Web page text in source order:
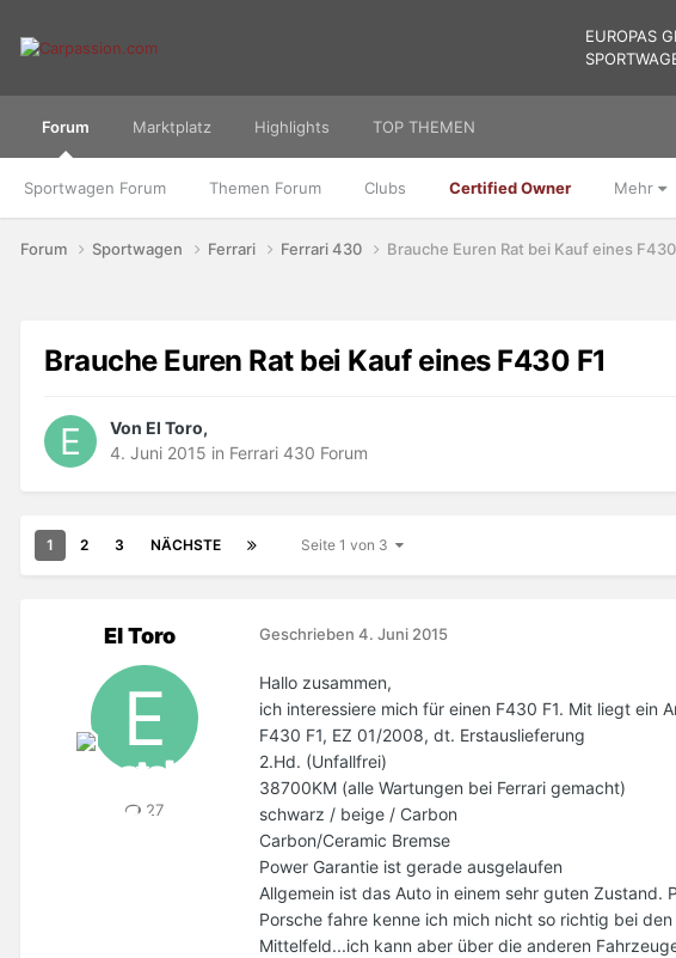
EUROPAS
Forum
Sportwagen Forum Themen Forum Clubs Certified Owner Mehr
Marktplatz Highlights TOP THEMEN
Forum Sportwagen Ferrari Ferrari 430 Brauche Euren Rat bei Kauf eines F430
Brauche Euren Rat bei Kauf eines F430 F1
Von El Toro,
4. Juni 2015 in Ferrari 430 Forum
1 2 3 NÄCHSTE Seite 1 von 3
El Toro
27
Geschrieben 4. Juni 2015
Hallo zusammen,
ich interessiere mich für einen F430 F1. Mit liegt ein
F430 F1, EZ 01/2008, dt. Erstauslieferung
2.Hd. (Unfallfrei)
38700KM (alle Wartungen bei Ferrari gemacht)
schwarz / beige / Carbon
Carbon/Ceramic Bremse
Power Garantie ist gerade ausgelaufen
Allgemein ist das Auto in einem sehr guten
Porsche fahre kenne ich mich nicht so richtig bei
Mittelfeld...ich kann aber über die anderen